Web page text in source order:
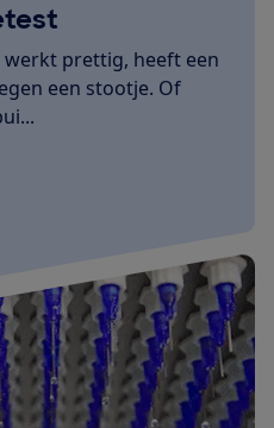
prettig, heeft een
een stootje. Of